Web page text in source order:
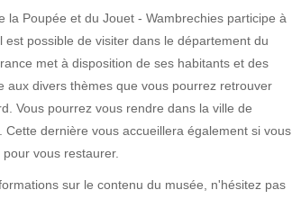
la Poupée et du Jouet - Wambrechies participe à
est possible de visiter dans le département du
met à disposition de ses habitants et des
aux divers thèmes que vous pourrez retrouver
Vous pourrez vous rendre dans la ville de
Cette dernière vous accueillera également si vous
vous restaurer.
sur le contenu du musée, n'hésitez pas